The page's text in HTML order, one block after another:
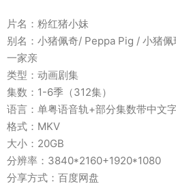
片名：粉红猪小妹
别名：小猪佩奇/ Peppa Pig / 小猪
一家亲
类型：动画剧集
集数：1-6季（312集）
语言：单粤语音轨+部分集数带中文
格式：MKV
大小：20GB
分辨率：3840*2160+1920*1080
分享方式：百度网盘